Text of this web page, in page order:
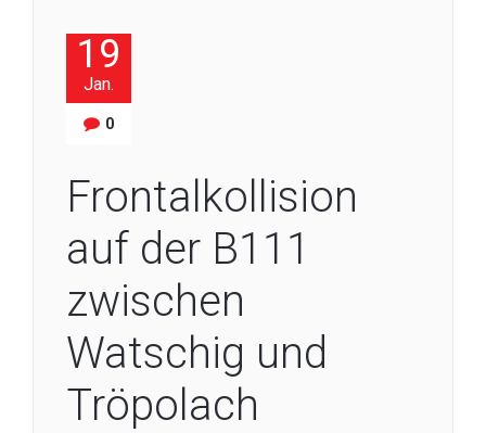
19
Jan.
0
Frontalkollision
auf der B111
zwischen
Watschig und
Tröpolach